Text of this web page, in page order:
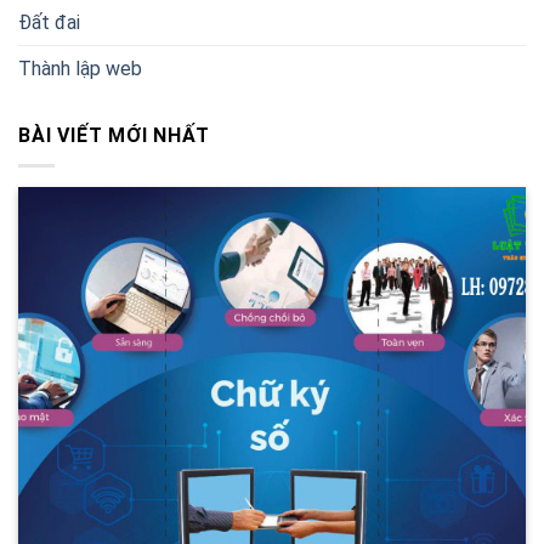
Đất đai
Thành lập web
BÀI VIẾT MỚI NHẤT